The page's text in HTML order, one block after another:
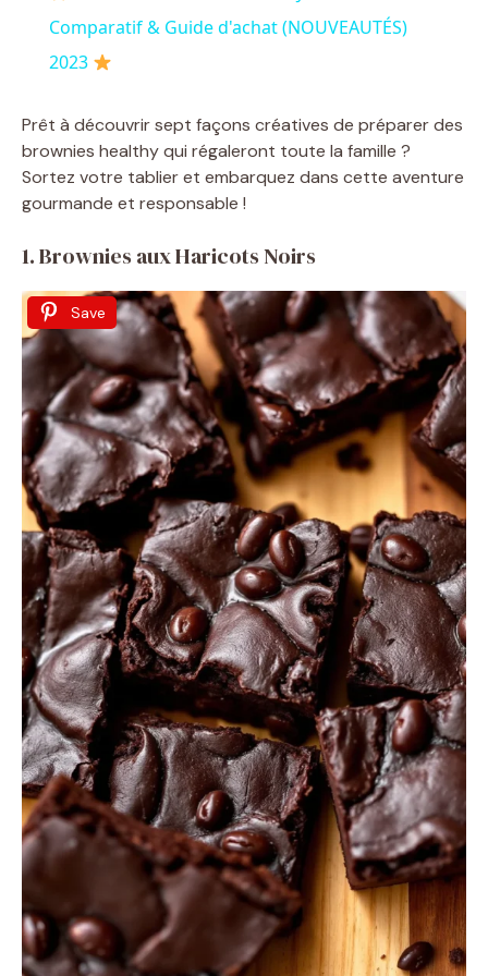
a
V
d
e
o
Comparatif & Guide d'achat (NOUVEAUTÉS)
2023
Prêt à découvrir sept façons créatives de préparer des
brownies healthy qui régaleront toute la famille ?
Sortez votre tablier et embarquez dans cette aventure
gourmande et responsable !
1. Brownies aux Haricots Noirs
Save